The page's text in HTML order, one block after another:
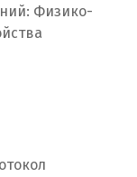
Физико-